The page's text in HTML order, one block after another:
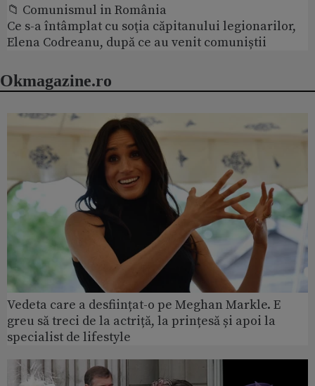
📁 Comunismul in România
Ce s-a întâmplat cu soţia căpitanului legionarilor,
Elena Codreanu, după ce au venit comuniștii
Okmagazine.ro
Vedeta care a desființat-o pe Meghan Markle. E
greu să treci de la actriță, la prințesă și apoi la
specialist de lifestyle